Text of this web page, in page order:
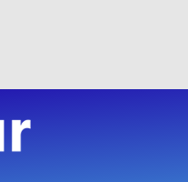
мин
мин